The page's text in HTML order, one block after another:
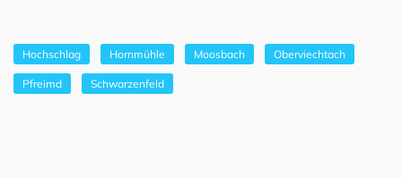
Hochschlag Hornmühle Moosbach Oberviechtach
Pfreimd Schwarzenfeld